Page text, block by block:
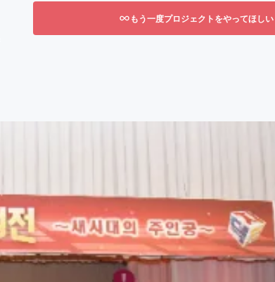
もう一度プロジェクトをやってほしい